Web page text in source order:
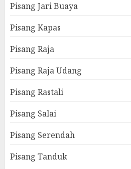
Pisang Jari Buaya
Pisang Kapas
Pisang Raja
Pisang Raja Udang
Pisang Rastali
Pisang Salai
Pisang Serendah
Pisang Tanduk